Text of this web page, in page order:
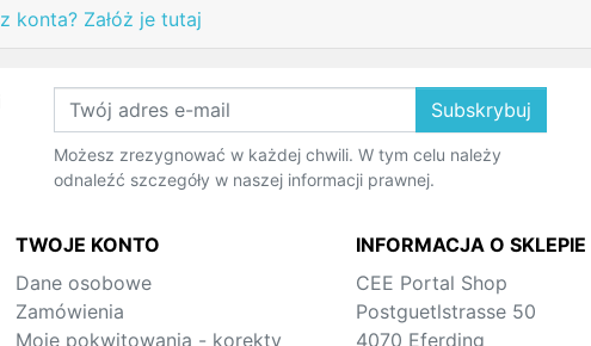
konta? Załóż je tutaj
Subskrybuj
Możesz zrezygnować w każdej chwili. W tym celu należy
odnaleźć szczegóły w naszej informacji prawnej.
TWOJE KONTO
Dane osobowe
Zamówienia
Moje pokwitowania - korekty
INFORMACJA O SKLEPIE
CEE Portal Shop
Postguetlstrasse 50
4070 Eferding